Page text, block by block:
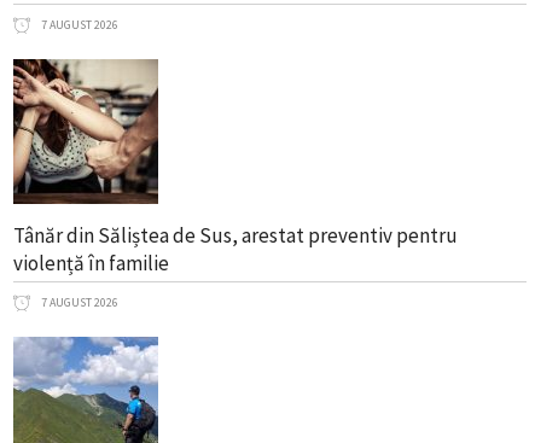
7 AUGUST 2026
Tânăr din Săliștea de Sus, arestat preventiv pentru
violență în familie
7 AUGUST 2026